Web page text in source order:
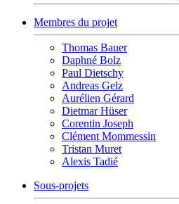
Membres du projet
Thomas Bauer
Daphné Bolz
Paul Dietschy
Andreas Gelz
Aurélien Gérard
Dietmar Hüser
Corentin Joseph
Clément Mommessin
Tristan Muret
Alexis Tadié
Sous-projets